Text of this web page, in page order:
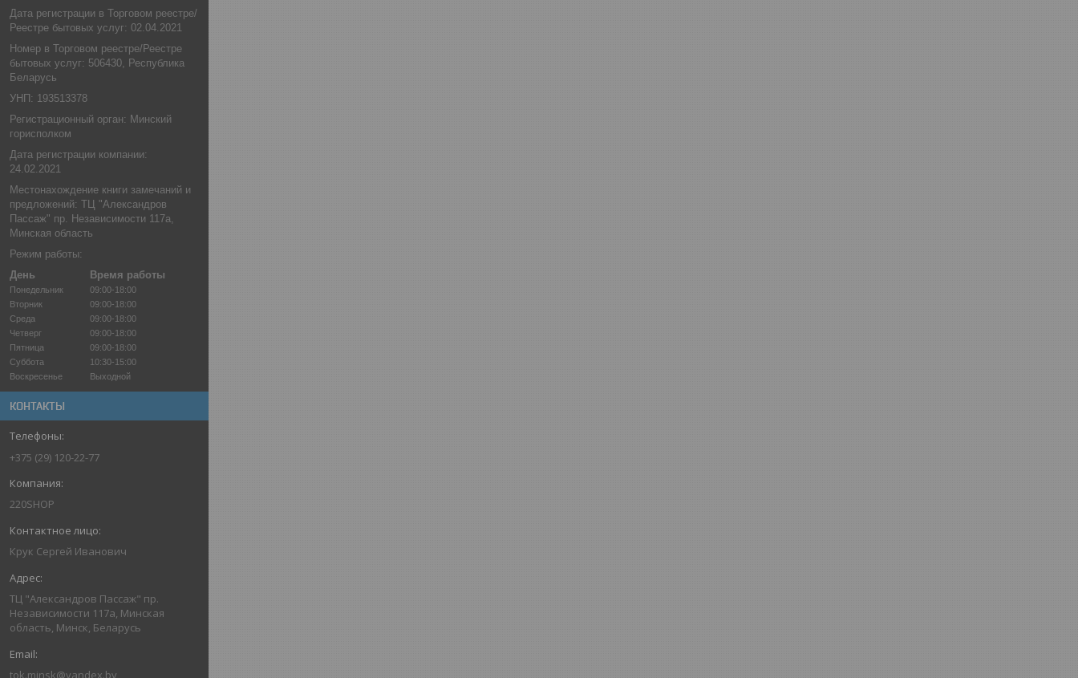
Дата регистрации в Торговом реестре/
Реестре бытовых услуг: 02.04.2021
Номер в Торговом реестре/Реестре
бытовых услуг: 506430, Республика
Беларусь
УНП: 193513378
Регистрационный орган: Минский
горисполком
Дата регистрации компании:
24.02.2021
Местонахождение книги замечаний и
предложений: ТЦ "Александров
Пассаж" пр. Независимости 117а,
Минская область
Режим работы:
День
Время работы
Понедельник
09:00-18:00
Вторник
09:00-18:00
Среда
09:00-18:00
Четверг
09:00-18:00
Пятница
09:00-18:00
Суббота
10:30-15:00
Воскресенье
Выходной
КОНТАКТЫ
+375 (29) 120-22-77
220SHOP
Крук Сергей Иванович
ТЦ "Александров Пассаж" пр.
Независимости 117а, Минская
область, Минск, Беларусь
tok.minsk@yandex.by